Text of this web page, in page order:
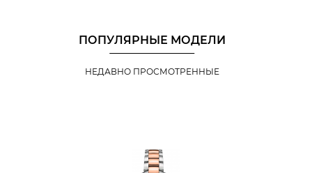
ПОПУЛЯРНЫЕ МОДЕЛИ
НЕДАВНО ПРОСМОТРЕННЫЕ